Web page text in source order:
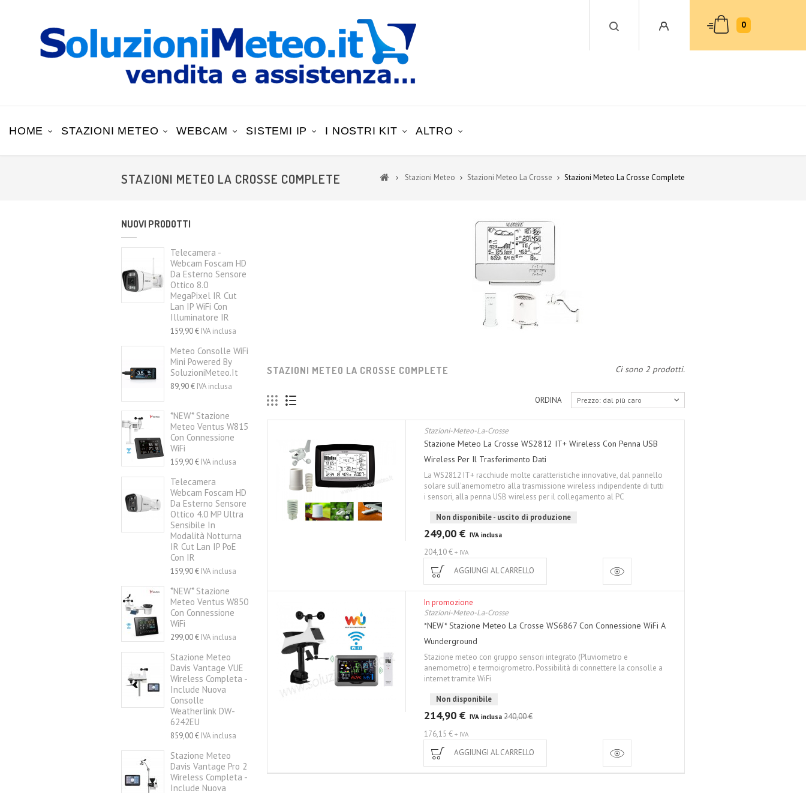
0
HOME STAZIONI METEO WEBCAM SISTEMI IP I NOSTRI KIT ALTRO
STAZIONI METEO LA CROSSE COMPLETE Stazioni Meteo Stazioni Meteo La Crosse Stazioni Meteo La Crosse Complete
NUOVI PRODOTTI
Telecamera -
Webcam Foscam HD
Da Esterno Sensore
Ottico 8.0
MegaPixel IR Cut
Lan IP WiFi Con
Illuminatore IR
159,90 € IVA inclusa
Meteo Consolle WiFi
Mini Powered By
SoluzioniMeteo.it
89,90 € IVA inclusa
*NEW* Stazione
Meteo Ventus W815
Con Connessione
WiFi
159,90 € IVA inclusa
Telecamera
Webcam Foscam HD
Da Esterno Sensore
Ottico 4.0 MP Ultra
Sensibile In
Modalità Notturna
IR Cut Lan IP PoE
Con IR
159,90 € IVA inclusa
*NEW* Stazione
Meteo Ventus W850
Con Connessione
WiFi
299,00 € IVA inclusa
Stazione Meteo
Davis Vantage VUE
Wireless Completa -
Include Nuova
Consolle
Weatherlink DW-
6242EU
859,00 € IVA inclusa
Stazione Meteo
Davis Vantage Pro 2
Wireless Completa -
Include Nuova
STAZIONI METEO LA CROSSE COMPLETE Ci sono 2 prodotti.
ORDINA Prezzo: dal più caro
Stazioni-Meteo-La-Crosse
Stazione Meteo La Crosse WS2812 IT+ Wireless Con Penna USB
Wireless Per Il Trasferimento Dati
La WS2812 IT+ racchiude molte caratteristiche innovative, dal pannello
solare sull'anemometro alla trasmissione wireless indipendente di tutti
i sensori, alla penna USB wireless per il collegamento al PC
Non disponibile - uscito di produzione
249,00 € IVA inclusa
204,10 €+ IVA
AGGIUNGI AL CARRELLO
In promozione
Stazioni-Meteo-La-Crosse
*NEW* Stazione Meteo La Crosse WS6867 Con Connessione WiFi A
Wunderground
Stazione meteo con gruppo sensori integrato (Pluviometro e
anemometro) e termoigrometro. Possibilità di connettere la consolle a
internet tramite WiFi
Non disponibile
214,90 € IVA inclusa 240,00 €
176,15 €+ IVA
AGGIUNGI AL CARRELLO